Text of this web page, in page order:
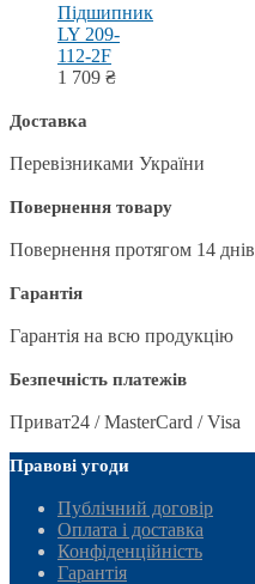
Підшипник
LY 209-
112-2F
1 709 ₴
Доставка
Перевізниками України
Повернення товару
Повернення протягом 14 днів
Гарантія
Гарантія на всю продукцію
Безпечність платежів
Приват24 / MasterCard / Visa
Правові угоди
Публічний договір
Оплата і доставка
Конфіденційність
Гарантія